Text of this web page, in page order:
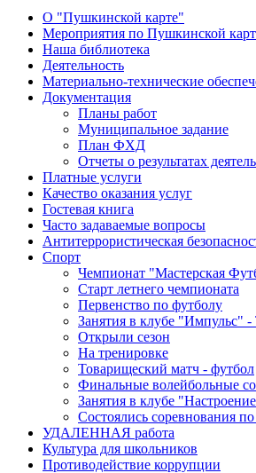
О "Пушкинской карте"
Мероприятия по Пушкинской
Наша библиотека
Деятельность
Материально-технические
Документация
Планы работ
Муниципальное задание
План ФХД
Отчеты о результатах
Платные услуги
Качество оказания услуг
Гостевая книга
Часто задаваемые вопросы
Антитеррористическая
Спорт
Чемпионат "Мастерская
Старт летнего чемпионата
Первенство по футболу
Занятия в клубе "Импульс" -
Открыли сезон
На тренировке
Товарищеский матч - футбол
Финальные волейбольные
Занятия в клубе
Состоялись соревнования
УДАЛЕННАЯ работа
Культура для школьников
Противодействие коррупции